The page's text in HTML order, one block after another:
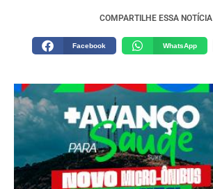
COMPARTILHE ESSA NOTÍCIA
Facebook WhatsApp